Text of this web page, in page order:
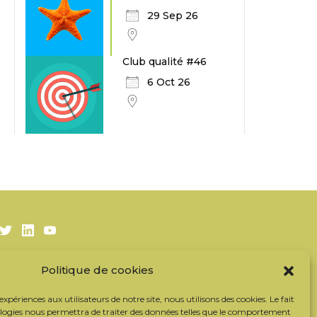
Politique de cookies
aux utilisateurs de notre site, nous utilisons des cookies. Le fait
nous permettra de traiter des données telles que le comportement
29 Sep 26
Club qualité #46
6 Oct 26
TwitterLinkedIn
Youtube
S’inscrire à la newsletter
Contacter l’équipe